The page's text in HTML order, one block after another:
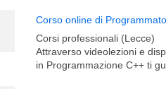
Corso online di
Corsi professionali (Lecce)
Attraverso videolezioni e
in Programmazione C++ ti